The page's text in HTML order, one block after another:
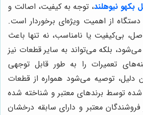
بکهو نیوهلند، توجه به کیفیت، اصالت و
از اهمیت ویژه‌ای برخوردار است.
بی‌کیفیت یا نامناسب، نه تنها باعث
بلکه می‌تواند به سایر قطعات نیز
تعمیرات را به طور قابل توجهی
دلیل، توصیه می‌شود همواره از قطعات
توسط برندهای معتبر و شناخته شده
فروشندگان معتبر و دارای سابقه درخشان